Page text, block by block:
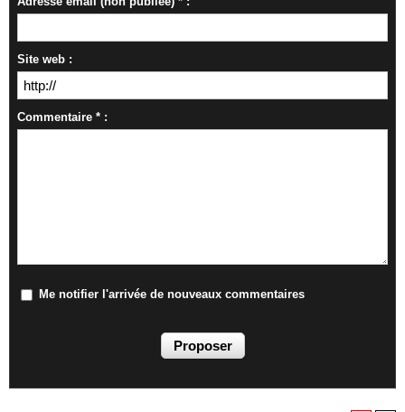
Site web :
Commentaire * :
Me notifier l'arrivée de nouveaux commentaires